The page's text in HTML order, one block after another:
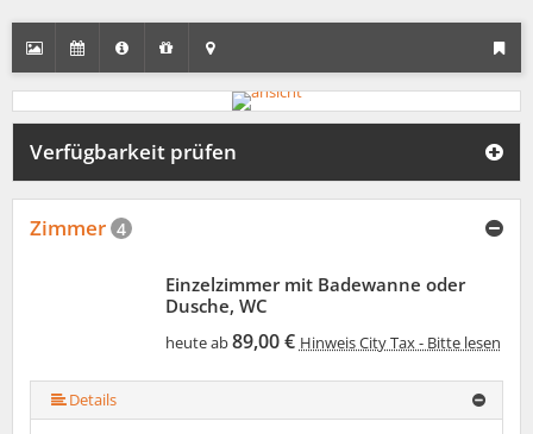
Verfügbarkeit prüfen
Zimmer 4
Einzelzimmer mit Badewanne oder
Dusche, WC
heute ab89,00 € Hinweis City Tax - Bitte lesen
Details